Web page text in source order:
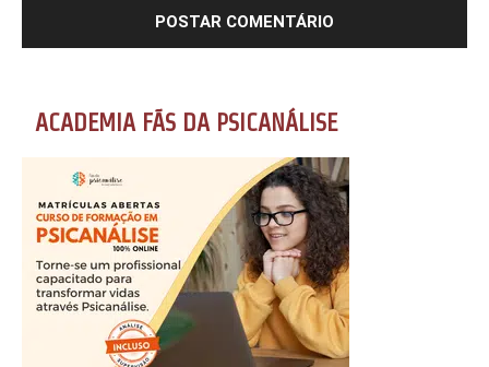
ACADEMIA FÃS DA PSICANÁLISE